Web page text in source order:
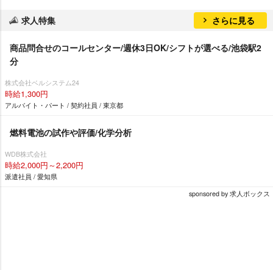
求人特集 さらに見る
商品問合せのコールセンター/週休3日OK/シフトが選べる/池袋駅2
分
株式会社ベルシステム24
時給1,300円
アルバイト・パート / 契約社員 / 東京都
燃料電池の試作や評価/化学分析
WDB株式会社
時給2,000円～2,200円
派遣社員 / 愛知県
sponsored by 求人ボックス